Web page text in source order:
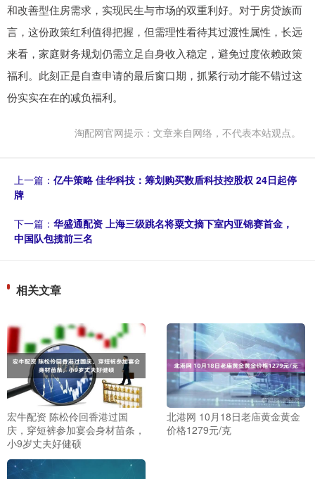
和改善型住房需求，实现民生与市场的双重利好。对于房贷族而
言，这份政策红利值得把握，但需理性看待其过渡性属性，长远
来看，家庭财务规划仍需立足自身收入稳定，避免过度依赖政策
福利。此刻正是自查申请的最后窗口期，抓紧行动才能不错过这
份实实在在的减负福利。
淘配网官网提示：文章来自网络，不代表本站观点。
上一篇： 亿牛策略 佳华科技：筹划购买数盾科技控股权 24日起停
牌
下一篇： 华盛通配资 上海三级跳名将粟文摘下室内亚锦赛首金，
中国队包揽前三名
相关文章
宏牛配资 陈松伶回香港过国
庆，穿短裤参加宴会身材苗条，
小9岁丈夫好健硕
北港网 10月18日老庙黄金黄金
价格1279元/克